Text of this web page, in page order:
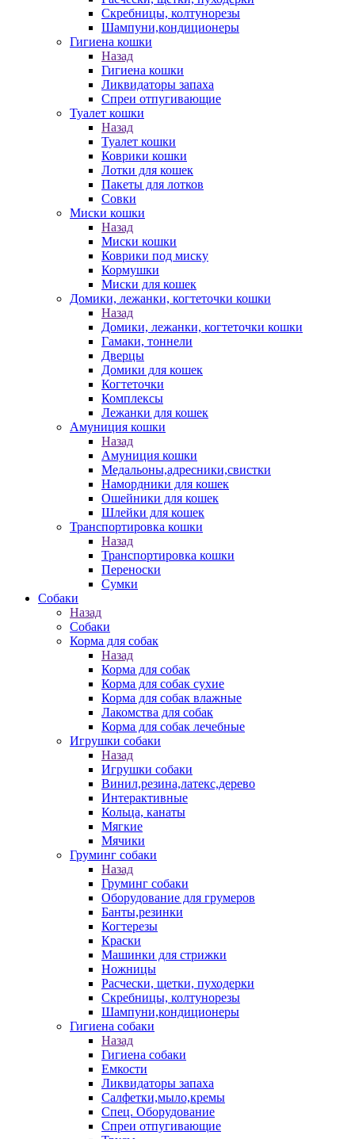
Скребницы, колтунорезы
Шампуни,кондиционеры
Гигиена кошки
Назад
Гигиена кошки
Ликвидаторы запаха
Спреи отпугивающие
Туалет кошки
Назад
Туалет кошки
Коврики кошки
Лотки для кошек
Пакеты для лотков
Совки
Миски кошки
Назад
Миски кошки
Коврики под миску
Кормушки
Миски для кошек
Домики, лежанки, когтеточки кошки
Назад
Домики, лежанки, когтеточки кошки
Гамаки, тоннели
Дверцы
Домики для кошек
Когтеточки
Комплексы
Лежанки для кошек
Амуниция кошки
Назад
Амуниция кошки
Медальоны,адресники,свистки
Намордники для кошек
Ошейники для кошек
Шлейки для кошек
Транспортировка кошки
Назад
Транспортировка кошки
Переноски
Сумки
Собаки
Назад
Собаки
Корма для собак
Назад
Корма для собак
Корма для собак сухие
Корма для собак влажные
Лакомства для собак
Корма для собак лечебные
Игрушки собаки
Назад
Игрушки собаки
Винил,резина,латекс,дерево
Интерактивные
Кольца, канаты
Мягкие
Мячики
Груминг собаки
Назад
Груминг собаки
Оборудование для грумеров
Банты,резинки
Когтерезы
Краски
Машинки для стрижки
Ножницы
Расчески, щетки, пуходерки
Скребницы, колтунорезы
Шампуни,кондиционеры
Гигиена собаки
Назад
Гигиена собаки
Емкости
Ликвидаторы запаха
Салфетки,мыло,кремы
Спец. Оборудование
Спреи отпугивающие